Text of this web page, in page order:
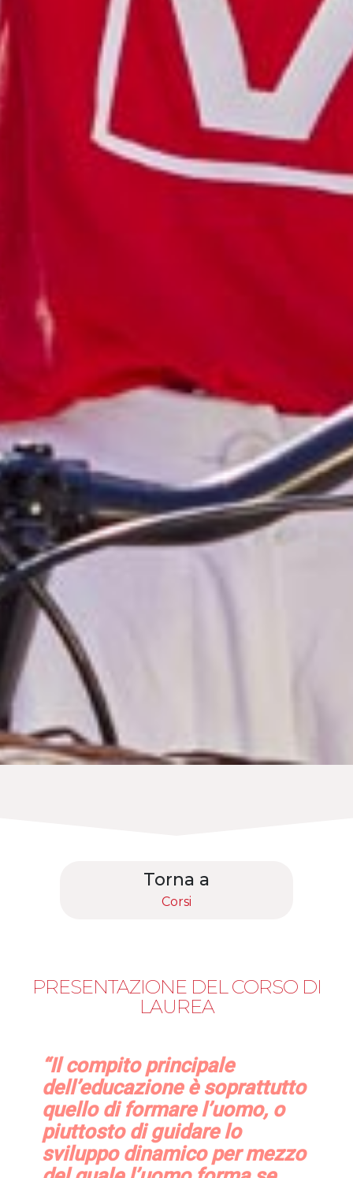
Torna a
Corsi
PRESENTAZIONE DEL CORSO DI
LAUREA
“Il compito principale
dell’educazione è soprattutto
quello di formare l’uomo, o
piuttosto di guidare lo
sviluppo dinamico per mezzo